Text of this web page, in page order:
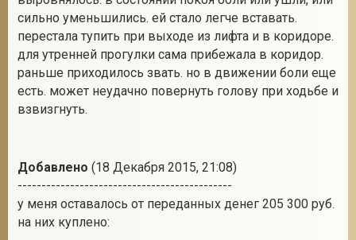
сильно уменьшились. ей стало легче вставать.
перестала тупить при выходе из лифта и в коридоре.
для утренней прогулки сама прибежала в коридор.
раньше приходилось звать. но в движении боли еще
есть. может неудачно повернуть голову при ходьбе и
взвизгнуть.
Добавлено (18 Декабря 2015, 21:08)
---------------------------------------------
у меня оставалось от переданных денег 205 300 руб.
на них куплено: